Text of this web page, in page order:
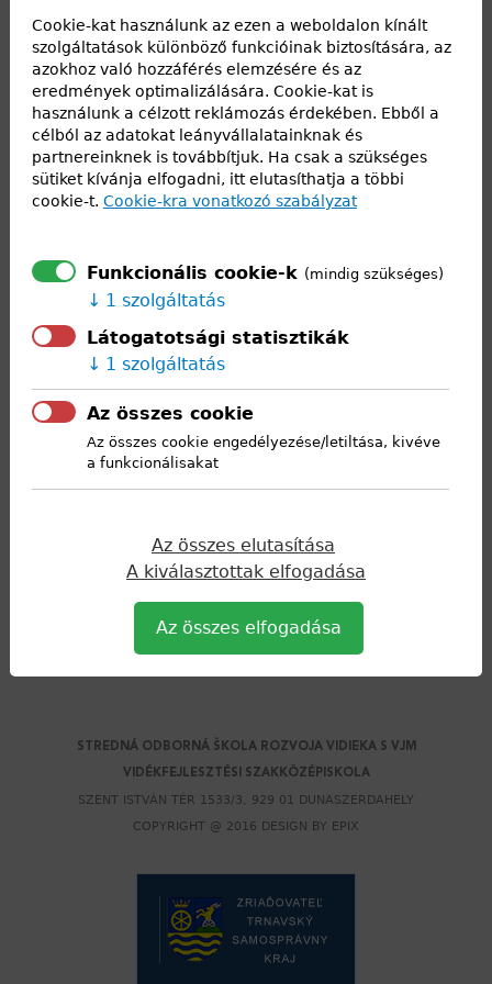
támogatásával –
meghirdetett
vetélkedőjét a
hungarikum
mozgalom
népszerűsítése,
valamint nemzeti értékeink megismertetése érdekében
A játékos vetélkedőre most a Kárpát-medencei általános
iskolák 7. és 8. osztályában tanuló diákok valamint a
középfokú oktatási intézmények 9. és 10. osztályos diákjai
és felkészítő tanáraik jelentkezhettek. Iskolánkat, a
Csallóköz csodái nevű csapat képviselte, melynek tagjai
Fábrik Zsóka, Jakoc Korona, Pónya Petra - (I. B) . A
komoly tudást igénylő online feladatokat sikeresen
teljesítették, majd a második fordulóban projektet
kastélyról. Az országos döntőbe sajnos nem kerültek be.
Kitartó munkájukhoz gratulálunk!
Back
STREDNÁ ODBORNÁ ŠKOLA ROZVOJA VIDIEKA S VJM
VIDÉKFEJLESZTÉSI SZAKKÖZÉPISKOLA
SZENT ISTVÁN TÉR 1533/3, 929 01 DUNASZERDAHELY
COPYRIGHT @ 2016 DESIGN BY EPIX
Cookie-kat használunk az ezen a weboldalon kínált
szolgáltatások különböző funkcióinak biztosítására, az
azokhoz való hozzáférés elemzésére és az
eredmények optimalizálására. Cookie-kat is
használunk a célzott reklámozás érdekében. Ebből a
célból az adatokat leányvállalatainknak és
partnereinknek is továbbítjuk. Ha csak a szükséges
sütiket kívánja elfogadni, itt elutasíthatja a többi
cookie-t. Cookie-kra vonatkozó szabályzat
Funkcionális cookie-k (mindig szükséges)
1 szolgáltatás
Látogatotsági statisztikák
1 szolgáltatás
Az összes cookie
Az összes cookie engedélyezése/letiltása, kivéve
a funkcionálisakat
Az összes elutasítása
A kiválasztottak elfogadása
Az összes elfogadása